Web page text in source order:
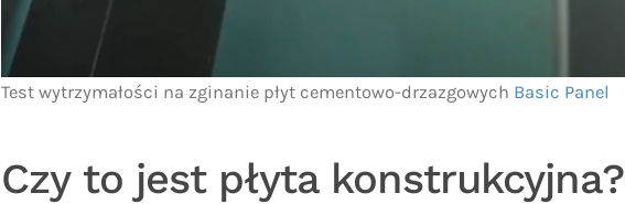
Test wytrzymałości na zginanie płyt cementowo-drzazgowych Basic Panel
Czy to jest płyta konstrukcyjna?